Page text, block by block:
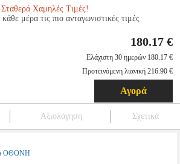
Σταθερά Χαμηλές Τιμές!
μέρα τις πιο ανταγωνιστικές τιμές
180.17 €
Ελάχιστη 30 ημερών 180.17 €
Προτεινόμενη λιανική 216.90 €
Αγορά
Αξιολόγηση Σχετικά
ΟΘΟΝΗ